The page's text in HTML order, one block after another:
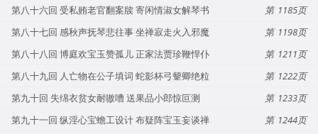
第八十六回 受私贿老官翻案牍 寄闲情淑女解琴书
1185
第八十七回 感秋声抚琴悲往事 坐禅寂走火入邪魔
1198
第八十八回 博庭欢宝玉赞孤儿 正家法贾珍鞭悍仆
1211
第八十九回 人亡物在公子填词 蛇影杯弓颦卿绝粒
1222
第九十回 失绵衣贫女耐嗷嘈 送果品小郎惊叵测
1233
第九十一回 纵淫心宝蟾工设计 布疑阵宝玉妄谈禅
1244